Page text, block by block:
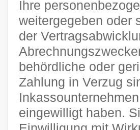
Ihre
weitergegeben oder
der
behördliche oder
Zahlung in Verzug
eingewilligt haben.